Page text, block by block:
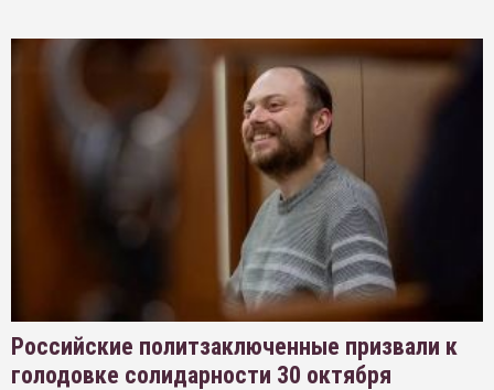
Российские политзаключенные призвали к
голодовке солидарности 30 октября